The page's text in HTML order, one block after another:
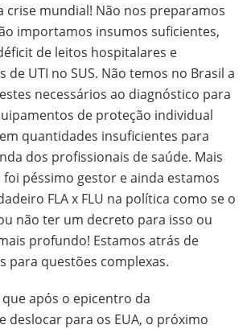
crise mundial! Não nos preparamos
importamos insumos suficientes,
de leitos hospitalares e
de UTI no SUS. Não temos no Brasil a
necessários ao diagnóstico para
de proteção individual
quantidades insuficientes para
dos profissionais de saúde. Mais
foi péssimo gestor e ainda estamos
FLA x FLU na política como se o
não ter um decreto para isso ou
profundo! Estamos atrás de
para questões complexas.
após o epicentro da
deslocar para os EUA, o próximo